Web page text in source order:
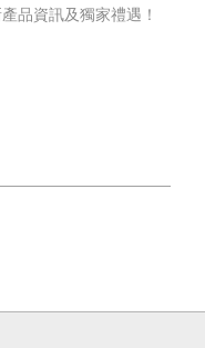
品資訊及獨家禮遇！